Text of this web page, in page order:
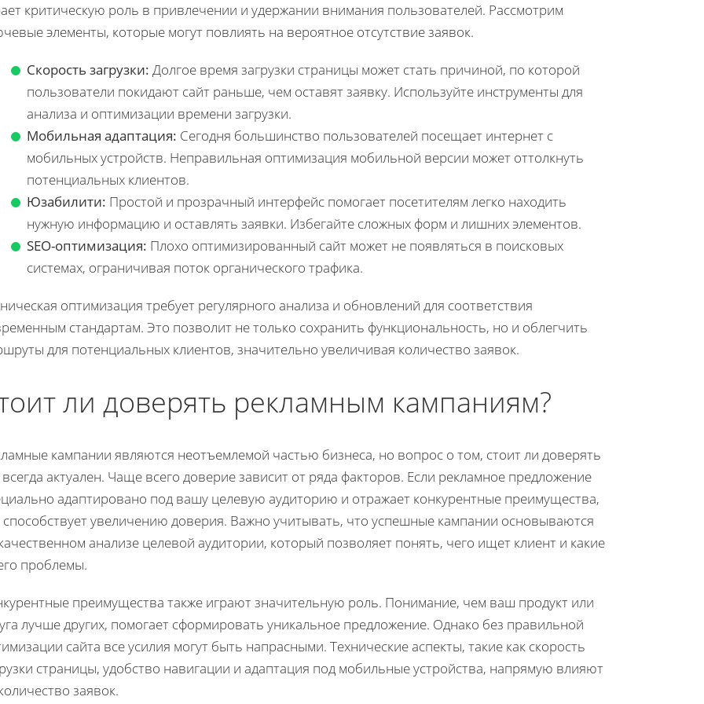
критическую роль в привлечении и удержании внимания пользователей. Рассмотрим
элементы, которые могут повлиять на вероятное отсутствие заявок.
Скорость загрузки: Долгое время загрузки страницы может стать причиной, по которой
пользователи покидают сайт раньше, чем оставят заявку. Используйте инструменты для
анализа и оптимизации времени загрузки.
Мобильная адаптация: Сегодня большинство пользователей посещает интернет с
мобильных устройств. Неправильная оптимизация мобильной версии может оттолкнуть
потенциальных клиентов.
Юзабилити: Простой и прозрачный интерфейс помогает посетителям легко находить
нужную информацию и оставлять заявки. Избегайте сложных форм и лишних элементов.
SEO-оптимизация: Плохо оптимизированный сайт может не появляться в поисковых
системах, ограничивая поток органического трафика.
оптимизация требует регулярного анализа и обновлений для соответствия
стандартам. Это позволит не только сохранить функциональность, но и облегчить
для потенциальных клиентов, значительно увеличивая количество заявок.
ли доверять рекламным кампаниям?
кампании являются неотъемлемой частью бизнеса, но вопрос о том, стоит ли доверять
актуален. Чаще всего доверие зависит от ряда факторов. Если рекламное предложение
адаптировано под вашу целевую аудиторию и отражает конкурентные преимущества,
способствует увеличению доверия. Важно учитывать, что успешные кампании основываются
анализе целевой аудитории, который позволяет понять, чего ищет клиент и какие
проблемы.
преимущества также играют значительную роль. Понимание, чем ваш продукт или
лучше других, помогает сформировать уникальное предложение. Однако без правильной
сайта все усилия могут быть напрасными. Технические аспекты, такие как скорость
страницы, удобство навигации и адаптация под мобильные устройства, напрямую влияют
заявок.